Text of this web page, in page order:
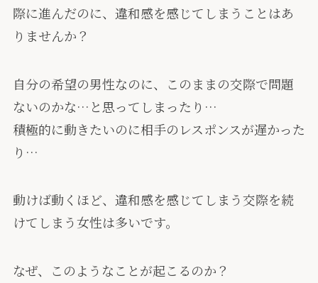
際に進んだのに、違和感を感じてしまうことはあ
りませんか？
自分の希望の男性なのに、このままの交際で問題
ないのかな…と思ってしまったり…
積極的に動きたいのに相手のレスポンスが遅かった
り…
動けば動くほど、違和感を感じてしまう交際を続
けてしまう女性は多いです。
なぜ、このようなことが起こるのか？